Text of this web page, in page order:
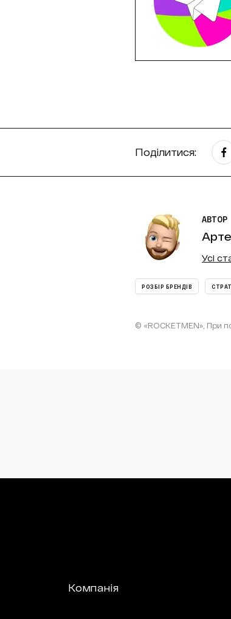
Поділитися:
АВТОР
Усі
РОЗБІР БРЕНДІВ
© «ROCKETMEN», При
Компанія